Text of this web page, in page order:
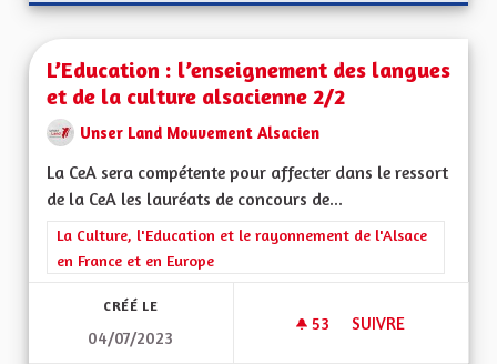
L’Education : l’enseignement des langues
et de la culture alsacienne 2/2
Unser Land Mouvement Alsacien
La CeA sera compétente pour affecter dans le ressort
de la CeA les lauréats de concours de...
Filtrer les résultats de la catégorie : La Culture, l'Education et
La Culture, l'Education et le rayonnement de l'Alsace
en France et en Europe
CRÉÉ LE
04/07/2023
53 53 ABONNÉS
SUIVRE